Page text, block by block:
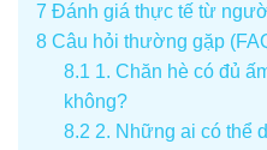
7 Đánh giá thực tế từ
8 Câu hỏi thường gặp
8.1 1. Chăn hè có đủ
không?
8.2 2. Những ai có thể